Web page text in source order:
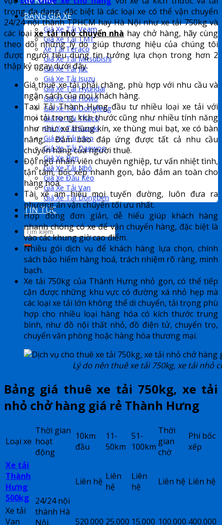
BẢNG GIÁ XE
Giá Xe Tải Veam
Giá Xe Tải TMT
Xe Tải Teraco
Giá Xe Tải Mitsubishi
Giá Xe Tải Jac
Giá Xe Tải Isuzu
Giá Xe Tải Hyundai
Giá Xe Tải Howo
Giá Xe Tải Dongfeng
Giá Xe Tải Thaco
Giá Xe Tải Suzuki
Giá Xe Tải Hino
Giá Xe Tải Daewoo
Giá Xe Ben
Giá Xe Tải Nhỏ
Giá Xe Đầu Kéo
Giá Xe Tải Van
Giá Xe Tải Dongben
TIN TỨC
trọng đa dạng, đặc biệt là các loại xe có thể vận chuyển
24/24 nội thành TPHCM hay Hà Nội như xe tải 750kg và
các loạixe tải nhỏ chuyển nhà hay chở hàng, hãy cùng
theo dõi những lý do giúp thương hiệu của chúng tôi
được người tiêu dùng tin tưởng lựa chọn trong hơn 2
thập kỷ ngay dưới đây.
Giá thuê xe tải phải chăng, phù hợp với nhu cầu và
ngân sách của mọi khách hàng.
Taxi Tải Thành Hưng đầu tư nhiều loại xe tải với
mọi tải trọng, kích thước cũng như nhiều tính năng
như như: xe thùng kín, xe thùng mui bạt, xe có bàn
nâng,… Đảm bảo đáp ứng được tất cả nhu cầu
chuyển hàng của người thuê.
Đội ngũ nhân viên chuyên nghiệp, tư vấn nhiệt tình,
tận tâm, bốc xếp nhanh gọn, bảo đảm an toàn cho
hàng hoá.
Tài xế am hiểu mọi tuyến đường, luôn đưa ra
phương án vận chuyển tối ưu nhất.
Hợp đồng đơn giản, dễ hiểu giúp khách hàng
nhanh chóng có xe để vận chuyển hàng, đặc biệt là
vào các khung giờ cao điểm.
Nhiều gói dịch vụ để khách hàng lựa chọn, chính
sách bảo hiểm hàng hoá, trách nhiệm rõ ràng, minh
bạch.
Xe tải 750kg của Thành Hưng nhỏ gọn, có thể tiếp
cận được những khu vực có đường xá nhỏ hẹp mà
các loại xe tải lớn không thể di chuyển, tải trọng phù
hợp cho nhiều loại hàng hóa có kích thước trung
bình, như đồ nội thất nhỏ, đồ điện tử, chuyển trọ,
chuyển văn phòng hoặc hàng hóa thương mại.
Lý do nên thuê xe tải 750kg, xe tải nhỏ
Bảng giá thuê xe tải 750kg, xe tải
nhỏ chở hàng giá rẻ Thành Hưng
Loại xe
Thời gian
hoạt
động
10km
đầu
11-
50km
51-
100km
Thời
gian
chờ
Phí bốc
xếp
Xe tải
Thành
Hưng
500kg
24/24 nội
thành Hà
Nội,
Liên hệ Liên
hệ
Liên
hệ
Liên hệ Liên hệ
Xe tải
Van
520.000 25.000 15.000 100.000 400.000